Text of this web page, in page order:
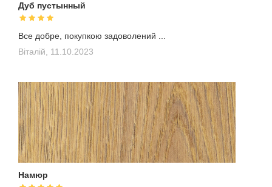
Дуб пустынный
Все добре, покупкою задоволений ...
Віталій, 11.10.2023
Намюр